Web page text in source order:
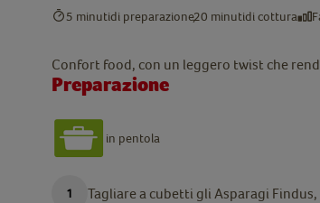
5 minutidi preparazione20 minutidi cottura
Confort food, con un leggero twist che
Preparazione
in pentola
Tagliare a cubetti gli Asparagi